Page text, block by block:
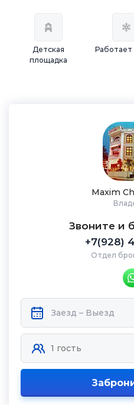
Детская
площадка
Работает
Maxim
Звоните и
+7(928)
Отдел